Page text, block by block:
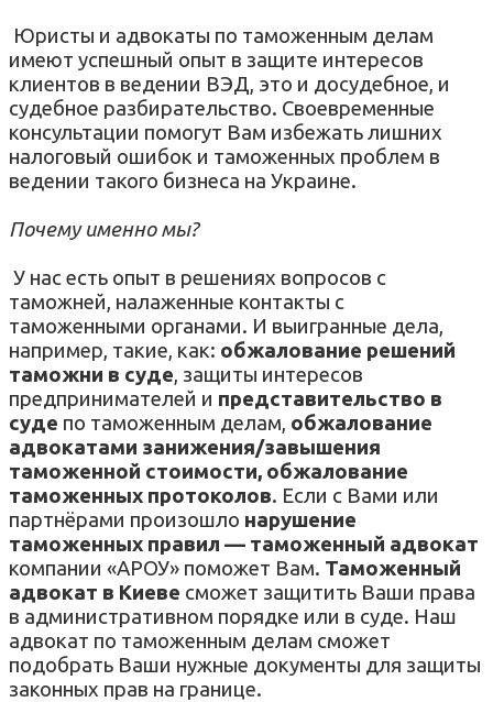
Юристы и адвокаты по таможенным делам
имеют успешный опыт в защите интересов
клиентов в ведении ВЭД, это и досудебное, и
судебное разбирательство. Своевременные
консультации помогут Вам избежать лишних
налоговый ошибок и таможенных проблем в
ведении такого бизнеса на Украине.
Почему именно мы?
У нас есть опыт в решениях вопросов с
таможней, налаженные контакты с
таможенными органами. И выигранные дела,
например, такие, как: обжалование решений
таможни в суде, защиты интересов
предпринимателей и представительство в
суде по таможенным делам, обжалование
адвокатами занижения/завышения
таможенной стоимости, обжалование
таможенных протоколов. Если с Вами или
партнёрами произошло нарушение
таможенных правил — таможенный адвокат
компании «АРОУ» поможет Вам. Таможенный
адвокат в Киеве сможет защитить Ваши права
в административном порядке или в суде. Наш
адвокат по таможенным делам сможет
подобрать Ваши нужные документы для защиты
законных прав на границе.